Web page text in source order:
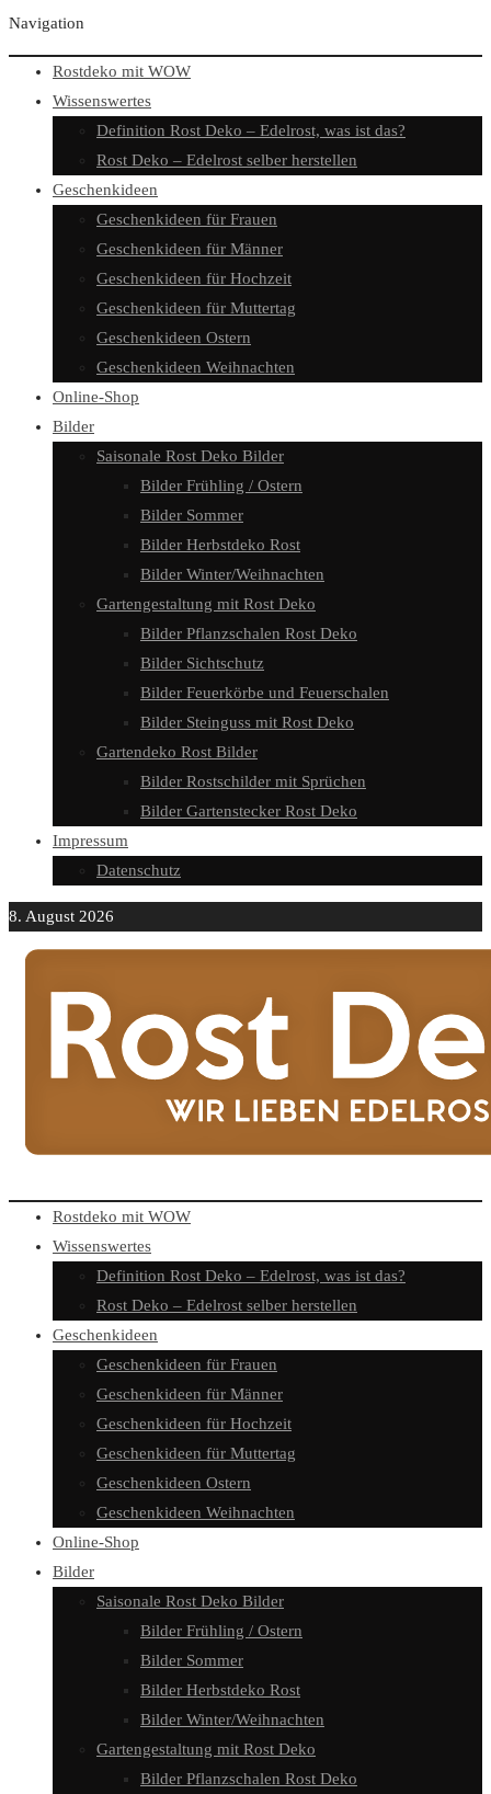
Navigation
Rostdeko mit WOW
Wissenswertes
Definition Rost Deko – Edelrost, was ist das?
Rost Deko – Edelrost selber herstellen
Geschenkideen
Geschenkideen für Frauen
Geschenkideen für Männer
Geschenkideen für Hochzeit
Geschenkideen für Muttertag
Geschenkideen Ostern
Geschenkideen Weihnachten
Online-Shop
Bilder
Saisonale Rost Deko Bilder
Bilder Frühling / Ostern
Bilder Sommer
Bilder Herbstdeko Rost
Bilder Winter/Weihnachten
Gartengestaltung mit Rost Deko
Bilder Pflanzschalen Rost Deko
Bilder Sichtschutz
Bilder Feuerkörbe und Feuerschalen
Bilder Steinguss mit Rost Deko
Gartendeko Rost Bilder
Bilder Rostschilder mit Sprüchen
Bilder Gartenstecker Rost Deko
Impressum
Datenschutz
8. August 2026
Rostdeko mit WOW
Wissenswertes
Definition Rost Deko – Edelrost, was ist das?
Rost Deko – Edelrost selber herstellen
Geschenkideen
Geschenkideen für Frauen
Geschenkideen für Männer
Geschenkideen für Hochzeit
Geschenkideen für Muttertag
Geschenkideen Ostern
Geschenkideen Weihnachten
Online-Shop
Bilder
Saisonale Rost Deko Bilder
Bilder Frühling / Ostern
Bilder Sommer
Bilder Herbstdeko Rost
Bilder Winter/Weihnachten
Gartengestaltung mit Rost Deko
Bilder Pflanzschalen Rost Deko